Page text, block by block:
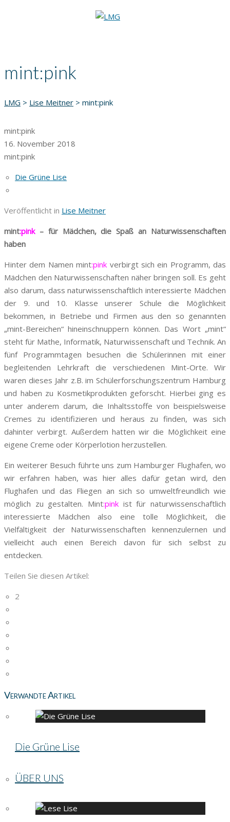
mint:pink
LMG > Lise Meitner > mint:pink
mint:pink
16. November 2018
mint:pink
Die Grüne Lise
Veröffentlicht in Lise Meitner
mint:pink– für Mädchen, die Spaß an Naturwissenschaften
haben
Hinter dem Namen mint:pink verbirgt sich ein Programm, das
Mädchen den Naturwissenschaften näher bringen soll. Es geht
also darum, dass naturwissenschaftlich interessierte Mädchen
der 9. und 10. Klasse unserer Schule die Möglichkeit
bekommen, in Betriebe und Firmen aus den so genannten
„mint-Bereichen“ hineinschnuppern können. Das Wort „mint“
steht für Mathe, Informatik, Naturwissenschaft und Technik. An
fünf Programmtagen besuchen die Schülerinnen mit einer
begleitenden Lehrkraft die verschiedenen Mint-Orte. Wir
waren dieses Jahr z.B. im Schülerforschungszentrum Hamburg
und haben zu Kosmetikprodukten geforscht. Hierbei ging es
unter anderem darum, die Inhaltsstoffe von beispielsweise
Cremes zu identifizieren und heraus zu finden, was sich
dahinter verbirgt. Außerdem hatten wir die Möglichkeit eine
eigene Creme oder Körperlotion herzustellen.
Ein weiterer Besuch führte uns zum Hamburger Flughafen, wo
wir erfahren haben, was hier alles dafür getan wird, den
Flughafen und das Fliegen an sich so umweltfreundlich wie
möglich zu gestalten. Mint:pink ist für naturwissenschaftlich
interessierte Mädchen also eine tolle Möglichkeit, die
Vielfältigkeit der Naturwissenschaften kennenzulernen und
vielleicht auch einen Bereich davon für sich selbst zu
entdecken.
Teilen Sie diesen Artikel:
2
Verwandte Artikel
Die Grüne Lise
ÜBER UNS